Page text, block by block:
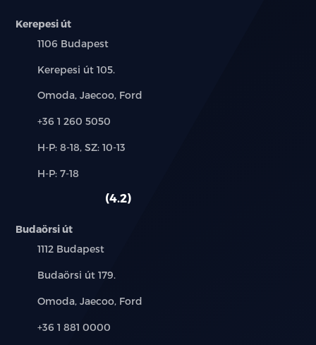
Kerepesi út
Település:
1106 Budapest
Cím:
Kerepesi út 105.
Márkák:
Omoda, Jaecoo, Ford
Telefon:
+36 1 260 5050
Új-
használt
H-P: 8-18, SZ: 10-13
Alkatrész,
H-P: 7-18
4.2
Budaörsi út
Település:
1112 Budapest
Cím:
Budaörsi út 179.
Márkák:
Omoda, Jaecoo, Ford
Telefon:
+36 1 881 0000